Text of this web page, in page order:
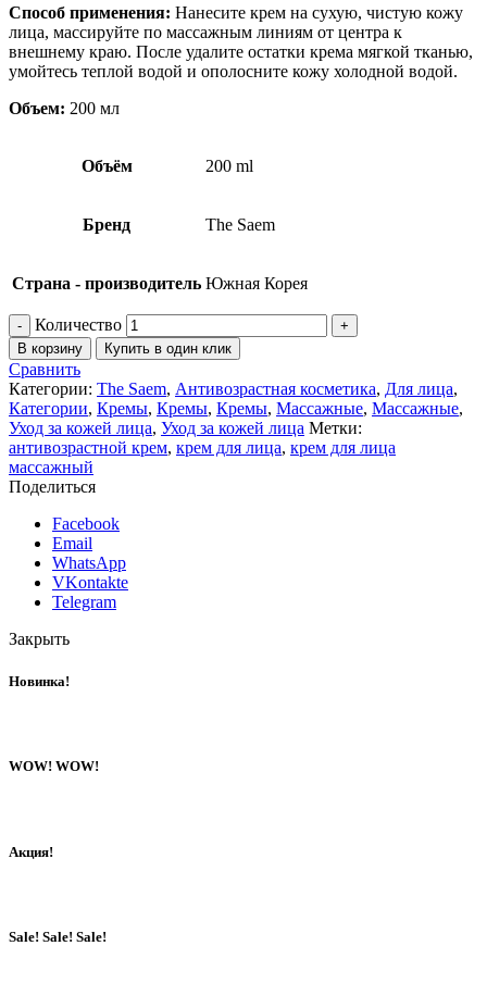
Способ применения: Нанесите крем на сухую, чистую кожу
лица, массируйте по массажным линиям от центра к
внешнему краю. После удалите остатки крема мягкой тканью,
умойтесь теплой водой и ополосните кожу холодной водой.
Объем: 200 мл
Объём 200 ml
Бренд The Saem
Страна - производитель Южная Корея
Количество
В корзину Купить в один клик
Сравнить
Категории: The Saem, Антивозрастная косметика, Для лица,
Категории, Кремы, Кремы, Кремы, Массажные, Массажные,
Уход за кожей лица, Уход за кожей лица Метки:
антивозрастной крем, крем для лица, крем для лица
массажный
Поделиться
Facebook
Email
WhatsApp
VKontakte
Telegram
Закрыть
Новинка!
WOW! WOW!
Акция!
Sale! Sale! Sale!